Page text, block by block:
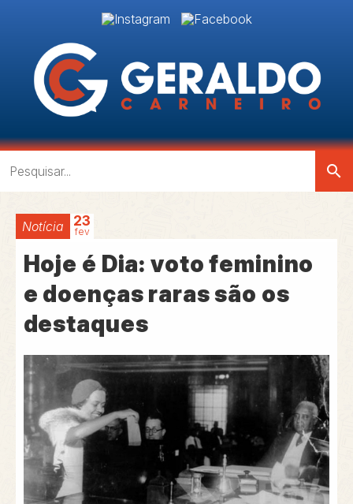
search
Notícia 23
fev
Hoje é Dia: voto feminino
e doenças raras são os
destaques